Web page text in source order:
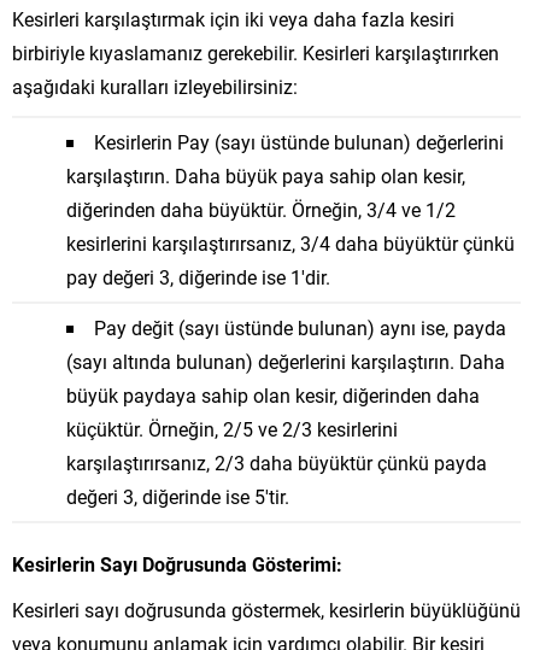
Kesirleri karşılaştırmak için iki veya daha fazla kesiri
birbiriyle kıyaslamanız gerekebilir. Kesirleri karşılaştırırken
aşağıdaki kuralları izleyebilirsiniz:
Kesirlerin Pay (sayı üstünde bulunan) değerlerini
karşılaştırın. Daha büyük paya sahip olan kesir,
diğerinden daha büyüktür. Örneğin, 3/4 ve 1/2
kesirlerini karşılaştırırsanız, 3/4 daha büyüktür çünkü
pay değeri 3, diğerinde ise 1'dir.
Pay değit (sayı üstünde bulunan) aynı ise, payda
(sayı altında bulunan) değerlerini karşılaştırın. Daha
büyük paydaya sahip olan kesir, diğerinden daha
küçüktür. Örneğin, 2/5 ve 2/3 kesirlerini
karşılaştırırsanız, 2/3 daha büyüktür çünkü payda
değeri 3, diğerinde ise 5'tir.
Kesirlerin Sayı Doğrusunda Gösterimi:
Kesirleri sayı doğrusunda göstermek, kesirlerin büyüklüğünü
veya konumunu anlamak için yardımcı olabilir. Bir kesiri